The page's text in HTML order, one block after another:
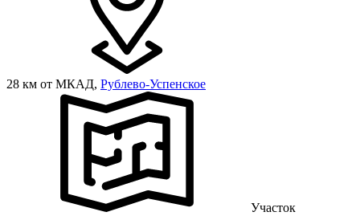
28 км от МКАД, Рублево-Успенское
Участок